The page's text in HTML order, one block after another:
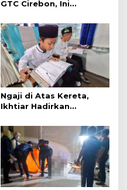
GTC Cirebon, Ini
Simanjuntak
Ngaji di Atas Kereta,
Ikhtiar Hadirkan
Nyaman